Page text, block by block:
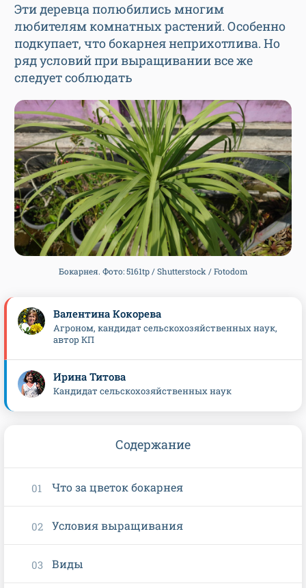
Эти деревца полюбились многим
любителям комнатных растений. Особенно
подкупает, что бокарнея неприхотлива. Но
ряд условий при выращивании все же
следует соблюдать
Бокарнея. Фото: 5161tp / Shutterstock / Fotodom
Валентина Кокорева
Агроном, кандидат сельскохозяйственных наук,
автор КП
Ирина Титова
Кандидат сельскохозяйственных наук
Содержание
Что за цветок бокарнея
Условия выращивания
Виды